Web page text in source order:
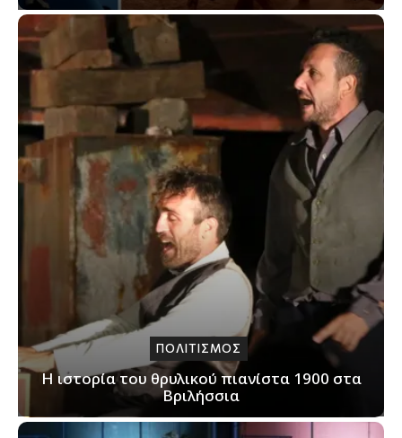
ΠΟΛΙΤΙΣΜΟΣ
Η ιστορία του θρυλικού πιανίστα 1900 στα
Βριλήσσια